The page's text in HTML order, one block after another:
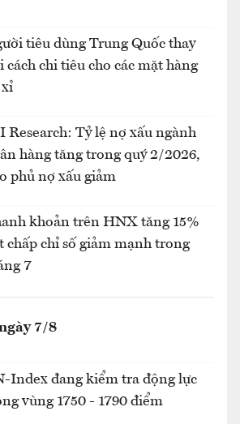
tiêu dùng Trung Quốc thay
cách chi tiêu cho các mặt hàng
xỉ
Research: Tỷ lệ nợ xấu ngành
hàng tăng trong quý 2/2026,
phủ nợ xấu giảm
khoản trên HNX tăng 15%
chấp chỉ số giảm mạnh trong
7
7/8
Index đang kiểm tra động lực
vùng 1750 - 1790 điểm